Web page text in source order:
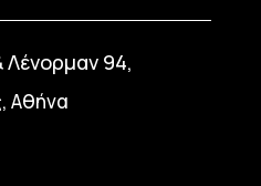
Λένορμαν 94,
Αθήνα